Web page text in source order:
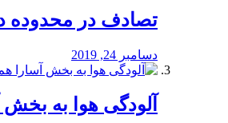
تصادف در محدوده
دسامبر 24, 2019
آلودگی هوا به